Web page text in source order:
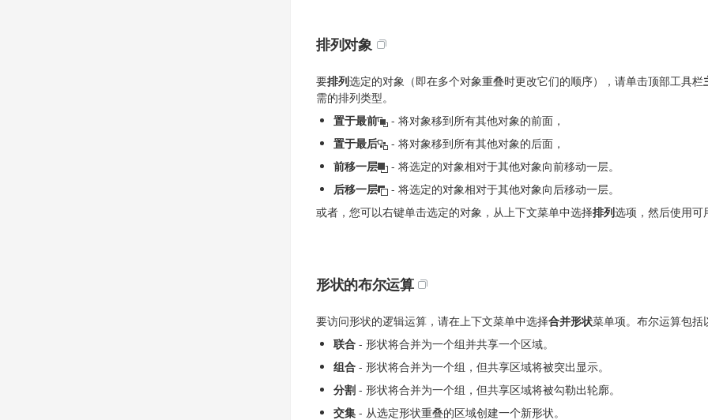
排列对象
要排列选定的对象（即在多个对象重叠时更改它们的顺序），请单击顶部工具栏
需的排列类型。
置于最前
- 将对象移到所有其他对象的前面，
置于最后
- 将对象移到所有其他对象的后面，
前移一层
- 将选定的对象相对于其他对象向前移动一层。
后移一层
- 将选定的对象相对于其他对象向后移动一层。
或者，您可以右键单击选定的对象，从上下文菜单中选择排列选项，然后使用可
形状的布尔运算
要访问形状的逻辑运算，请在上下文菜单中选择合并形状菜单项。布尔运算包括
联合 - 形状将合并为一个组并共享一个区域。
组合 - 形状将合并为一个组，但共享区域将被突出显示。
分割 - 形状将合并为一个组，但共享区域将被勾勒出轮廓。
交集 - 从选定形状重叠的区域创建一个新形状。